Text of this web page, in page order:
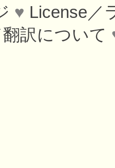
♥ License／
訳について